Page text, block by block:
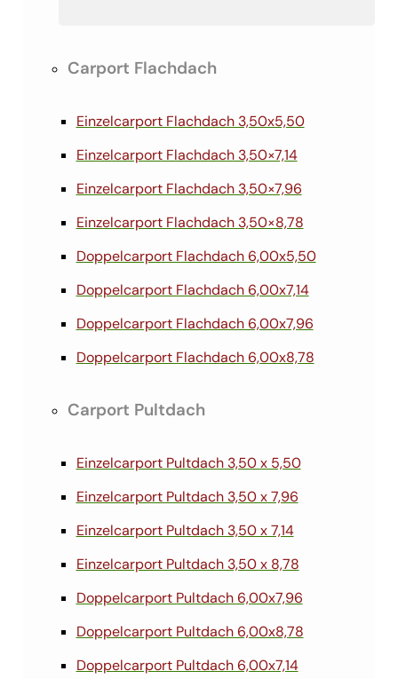
Carport Flachdach
Einzelcarport Flachdach 3,50x5,50
Einzelcarport Flachdach 3,50×7,14
Einzelcarport Flachdach 3,50×7,96
Einzelcarport Flachdach 3,50×8,78
Doppelcarport Flachdach 6,00x5,50
Doppelcarport Flachdach 6,00x7,14
Doppelcarport Flachdach 6,00x7,96
Doppelcarport Flachdach 6,00x8,78
Carport Pultdach
Einzelcarport Pultdach 3,50 x 5,50
Einzelcarport Pultdach 3,50 x 7,96
Einzelcarport Pultdach 3,50 x 7,14
Einzelcarport Pultdach 3,50 x 8,78
Doppelcarport Pultdach 6,00x7,96
Doppelcarport Pultdach 6,00x8,78
Doppelcarport Pultdach 6,00x7,14